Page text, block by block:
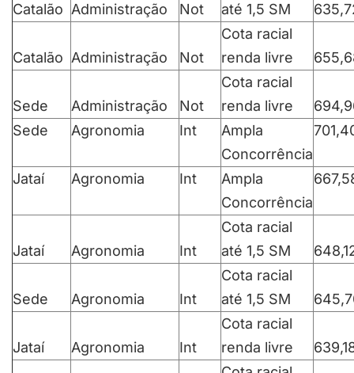
Catalão Administração Not
até 1,5 SM
Catalão Administração Not
Cota racial
renda livre
Sede Administração Not
Cota racial
renda livre
Sede
Agronomia Int
Ampla
Concorrência
Jataí Agronomia Int
Ampla
Concorrência
Jataí Agronomia Int
Cota racial
até 1,5 SM
Sede Agronomia Int
Cota racial
até 1,5 SM
Jataí Agronomia Int
Cota racial
renda livre